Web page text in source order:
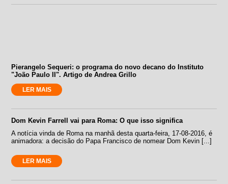
Pierangelo Sequeri: o programa do novo decano do Instituto
"João Paulo II". Artigo de Andrea Grillo
LER MAIS
Dom Kevin Farrell vai para Roma: O que isso significa
A notícia vinda de Roma na manhã desta quarta-feira, 17-08-2016, é
animadora: a decisão do Papa Francisco de nomear Dom Kevin [...]
LER MAIS